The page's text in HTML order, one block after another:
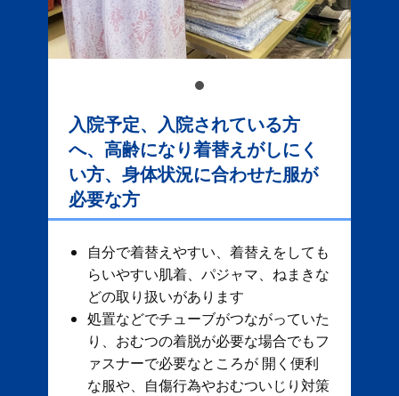
入院予定、入院されている方
へ、高齢になり着替えがしにく
い方、身体状況に合わせた服が
必要な方
自分で着替えやすい、着替えをしても
らいやすい肌着、パジャマ、ねまきな
どの取り扱いがあります
処置などでチューブがつながっていた
り、おむつの着脱が必要な場合でもフ
ァスナーで必要なところが 開く便利
な服や、自傷行為やおむついじり対策